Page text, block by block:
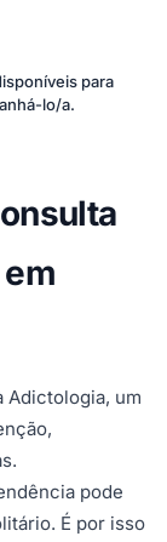
para
lo/a.
Adictologia, um
pode
É por isso